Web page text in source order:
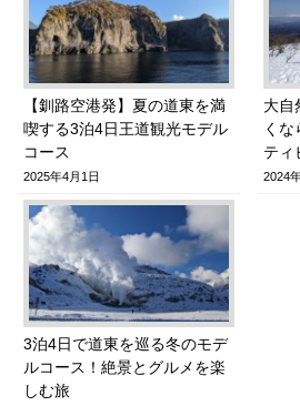
【釧路空港発】夏の道東を満
喫する3泊4日王道観光モデル
コース
2025年4月1日
大自
く
ティ
2024
3泊4日で道東を巡る冬のモデ
ルコース！絶景とグルメを楽
しむ旅